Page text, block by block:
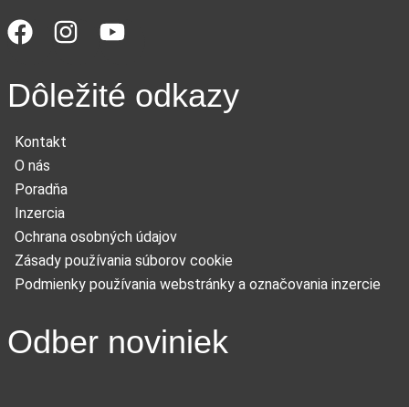
Dôležité odkazy
Kontakt
O nás
Poradňa
Inzercia
Ochrana osobných údajov
Zásady používania súborov cookie
Podmienky používania webstránky a označovania inzercie
Odber noviniek